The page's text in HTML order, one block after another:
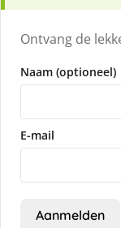
Ontvang de
Naam (optioneel)
E-mail
Aanmelden